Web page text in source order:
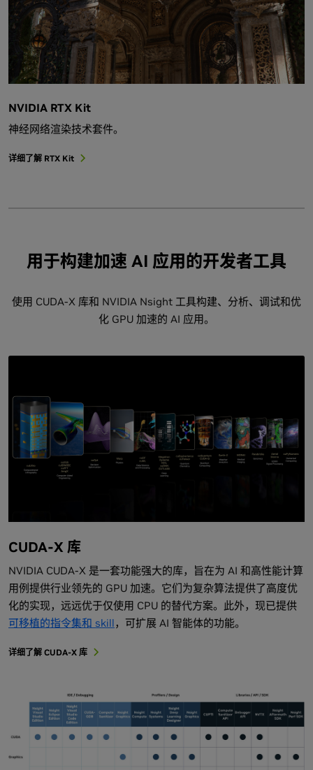
NVIDIA RTX Kit
神经网络渲染技术套件。
详细了解 RTX Kit
用于构建加速 AI 应用的开发者工具
使用 CUDA-X 库和 NVIDIA Nsight 工具构建、分析、调试和优
化 GPU 加速的 AI 应用。
CUDA-X 库
NVIDIA CUDA-X 是一套功能强大的库，旨在为 AI 和高性能计算
用例提供行业领先的 GPU 加速。它们为复杂算法提供了高度优
化的实现，远远优于仅使用 CPU 的替代方案。此外，现已提供
可移植的指令集和 skill，可扩展 AI 智能体的功能。
详细了解 CUDA-X 库